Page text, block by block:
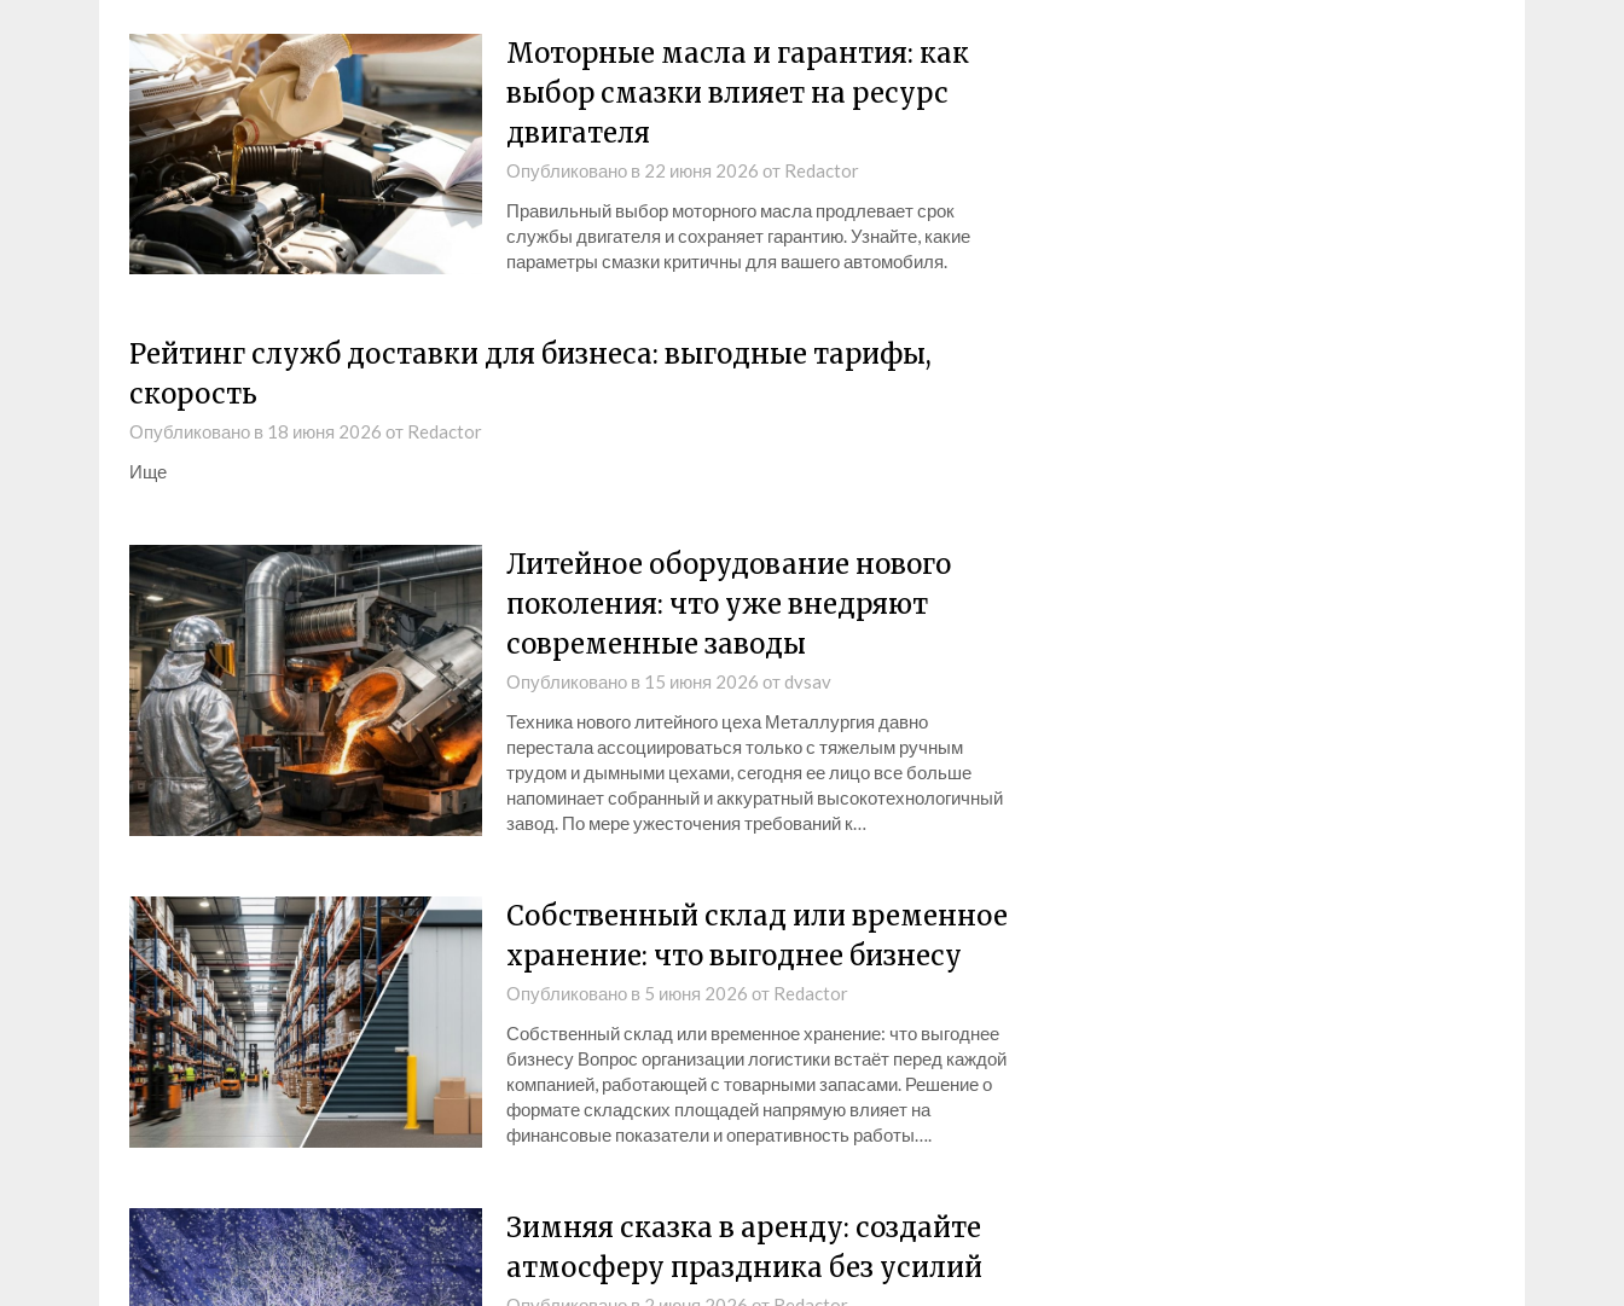
Моторные масла и гарантия: как
выбор смазки влияет на ресурс
двигателя
Опубликовано в 22 июня 2026 от Redactor
Правильный выбор моторного масла продлевает срок
службы двигателя и сохраняет гарантию. Узнайте, какие
параметры смазки критичны для вашего автомобиля.
Рейтинг служб доставки для бизнеса: выгодные тарифы,
скорость
Опубликовано в 18 июня 2026 от Redactor
Ище
Литейное оборудование нового
поколения: что уже внедряют
современные заводы
Опубликовано в 15 июня 2026 от dvsav
Техника нового литейного цеха Металлургия давно
перестала ассоциироваться только с тяжелым ручным
трудом и дымными цехами, сегодня ее лицо все больше
напоминает собранный и аккуратный высокотехнологичный
завод. По мере ужесточения требований к…
Собственный склад или временное
хранение: что выгоднее бизнесу
Опубликовано в 5 июня 2026 от Redactor
Собственный склад или временное хранение: что выгоднее
бизнесу Вопрос организации логистики встаёт перед каждой
компанией, работающей с товарными запасами. Решение о
формате складских площадей напрямую влияет на
финансовые показатели и оперативность работы….
Зимняя сказка в аренду: создайте
атмосферу праздника без усилий